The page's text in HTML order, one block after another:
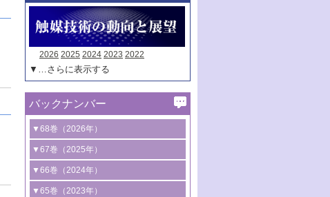
2026 2025 2024 2023 2022
▼…さらに表示する
バックナンバー
▼68巻（2026年）
1号 過酸化水素合成に関する研究動向
2号 コンピューター技術により加速する
触媒開発
▼67巻（2025年）
1号 CO
水素化によるグリーン燃料/グリ
ーンケミカル製造
▼66巻（2024年）
1号 低次元ナノ構造を有する触媒材料
▼65巻（2023年）